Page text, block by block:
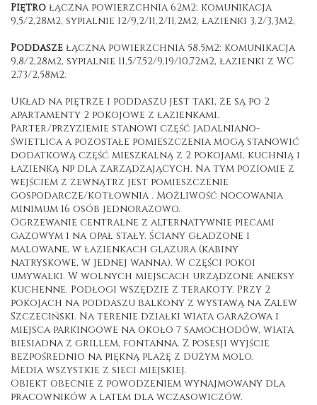
Piętro łączna powierzchnia 62m2: komunikacja
9,5/2,28m2, sypialnie 12/9,2/11,2/11,2m2, łazienki 3,2/3,3m2,
Poddasze łączna powierzchnia 58,5m2: komunikacja
9,8/2,28m2, sypialnie 11,5/7,52/9,19/10,72m2, łazienki z WC
2,73/2,58m2.
Układ na piętrze i poddaszu jest taki, że są po 2
apartamenty 2 pokojowe z łazienkami.
Parter/przyziemie stanowi część jadalniano-
świetlica a pozostałe pomieszczenia mogą stanowić
dodatkową część mieszkalną z 2 pokojami, kuchnią i
łazienką np dla zarządzających. Na tym poziomie z
wejściem z zewnątrz jest pomieszczenie
gospodarcze/kotłownia . Możliwość nocowania
minimum 16 osób jednorazowo.
Ogrzewanie centralne z alternatywnie piecami
gazowym i na opał stały. Ściany gładzone i
malowane, w łazienkach glazura (kabiny
natryskowe, w jednej wanna). W części pokoi
umywalki. W wolnych miejscach urządzone aneksy
kuchenne. Podłogi wszędzie z terakoty. Przy 2
pokojach na poddaszu balkony z wystawą na Zalew
Szczeciński. Na terenie działki wiata garażowa i
miejsca parkingowe na około 7 samochodów, wiata
biesiadna z grillem, fontanna. Z posesji wyjście
bezpośrednio na piękną plażę z dużym molo.
Media wszystkie z sieci miejskiej.
Obiekt obecnie z powodzeniem wynajmowany dla
pracowników a latem dla wczasowiczów.